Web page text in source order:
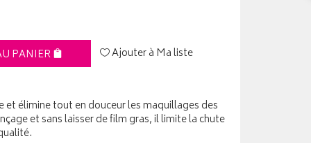
PANIER Ajouter à Ma liste
élimine tout en douceur les maquillages des
et sans laisser de film gras, il limite la chute